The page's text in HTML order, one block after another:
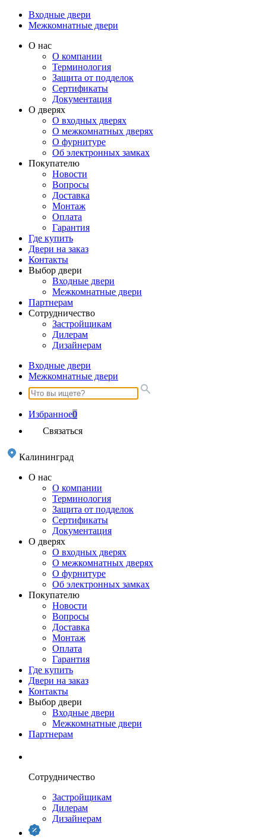
Входные двери
Межкомнатные двери
О нас
О компании
Терминология
Защита от подделок
Сертификаты
Документация
О дверях
О входных дверях
О межкомнатных дверях
О фурнитуре
Об электронных замках
Покупателю
Новости
Вопросы
Доставка
Монтаж
Оплата
Гарантия
Где купить
Двери на заказ
Контакты
Выбор двери
Входные двери
Межкомнатные двери
Партнерам
Сотрудничество
Застройщикам
Дилерам
Дизайнерам
Входные двери
Межкомнатные двери
Избранное0
Связаться
Калининград
О нас
О компании
Терминология
Защита от подделок
Сертификаты
Документация
О дверях
О входных дверях
О межкомнатных дверях
О фурнитуре
Об электронных замках
Покупателю
Новости
Вопросы
Доставка
Монтаж
Оплата
Гарантия
Где купить
Двери на заказ
Контакты
Выбор двери
Входные двери
Межкомнатные двери
Партнерам
Сотрудничество
Застройщикам
Дилерам
Дизайнерам